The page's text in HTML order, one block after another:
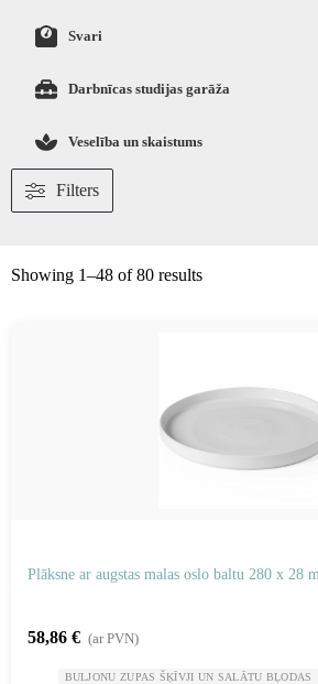
Svari
Darbnīcas studijas garāža
Veselība un skaistums
Filters
Showing 1–48 of 80 results
Plāksne ar augstas malas oslo baltu 280 x 28
58,86 € (ar PVN)
BULJONU ZUPAS ŠĶĪVJI UN SALĀTU BĻODAS